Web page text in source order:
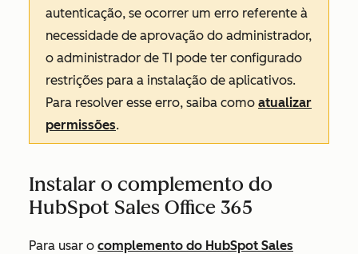
autenticação, se ocorrer um erro referente à
necessidade de aprovação do administrador,
o administrador de TI pode ter configurado
restrições para a instalação de aplicativos.
Para resolver esse erro, saiba como atualizar
permissões.
Instalar o complemento do
HubSpot Sales Office 365
Para usar o complemento do HubSpot Sales